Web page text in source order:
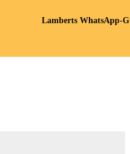
Lamberts WhatsApp-